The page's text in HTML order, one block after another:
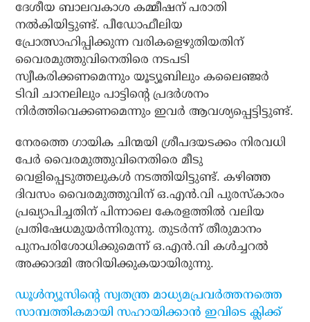
ദേശീയ ബാലവകാശ കമ്മീഷന് പരാതി
നല്‍കിയിട്ടുണ്ട്. പീഡോഫീലിയ
പ്രോത്സാഹിപ്പിക്കുന്ന വരികളെഴുതിയതിന്
വൈരമുത്തുവിനെതിരെ നടപടി
സ്വീകരിക്കണമെന്നും യൂട്യൂബിലും കലൈഞ്ജര്‍
ടിവി ചാനലിലും പാട്ടിന്റെ പ്രദര്‍ശനം
നിര്‍ത്തിവെക്കണമെന്നും ഇവര്‍ ആവശ്യപ്പെട്ടിട്ടുണ്ട്.
നേരത്തെ ഗായിക ചിന്മയി ശ്രീപദയടക്കം നിരവധി
പേര്‍ വൈരമുത്തുവിനെതിരെ മീടു
വെളിപ്പെടുത്തലുകള്‍ നടത്തിയിട്ടുണ്ട്. കഴിഞ്ഞ
ദിവസം വൈരമുത്തുവിന് ഒ.എന്‍.വി പുരസ്‌കാരം
പ്രഖ്യാപിച്ചതിന് പിന്നാലെ കേരളത്തില്‍ വലിയ
പ്രതിഷേധമുയര്‍ന്നിരുന്നു. തുടര്‍ന്ന് തീരുമാനം
പുനപരിശോധിക്കുമെന്ന് ഒ.എന്‍.വി കള്‍ച്ചറല്‍
അക്കാദമി അറിയിക്കുകയായിരുന്നു.
ഡൂള്‍ന്യൂസിന്റെ സ്വതന്ത്ര മാധ്യമപ്രവര്‍ത്തനത്തെ
സാമ്പത്തികമായി സഹായിക്കാന്‍ ഇവിടെ ക്ലിക്ക്